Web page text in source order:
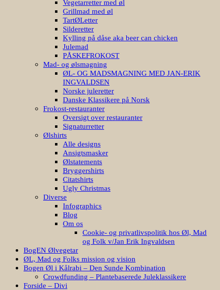
Vegetarretter med øl
Grillmad med øl
TartØLetter
Silderetter
Kylling på dåse aka beer can chicken
Julemad
PÅSKEFROKOST
Mad- og ølsmagning
ØL- OG MADSMAGNING MED JAN-ERIK
INGVALDSEN
Norske juleretter
Danske Klassikere på Norsk
Frokost-restauranter
Oversigt over restauranter
Signaturretter
Ølshirts
Alle designs
Ansigtsmasker
Ølstatements
Bryggershirts
Citatshirts
Ugly Christmas
Diverse
Infographics
Blog
Om os
Cookie- og privatlivspolitik hos Øl, Mad
og Folk v/Jan Erik Ingvaldsen
BogEN Ølvegetar
ØL, Mad og Folks mission og vision
Bogen Øl i Kålrabi – Den Sunde Kombination
Crowdfunding – Plantebaserede Juleklassikere
Forside – Divi